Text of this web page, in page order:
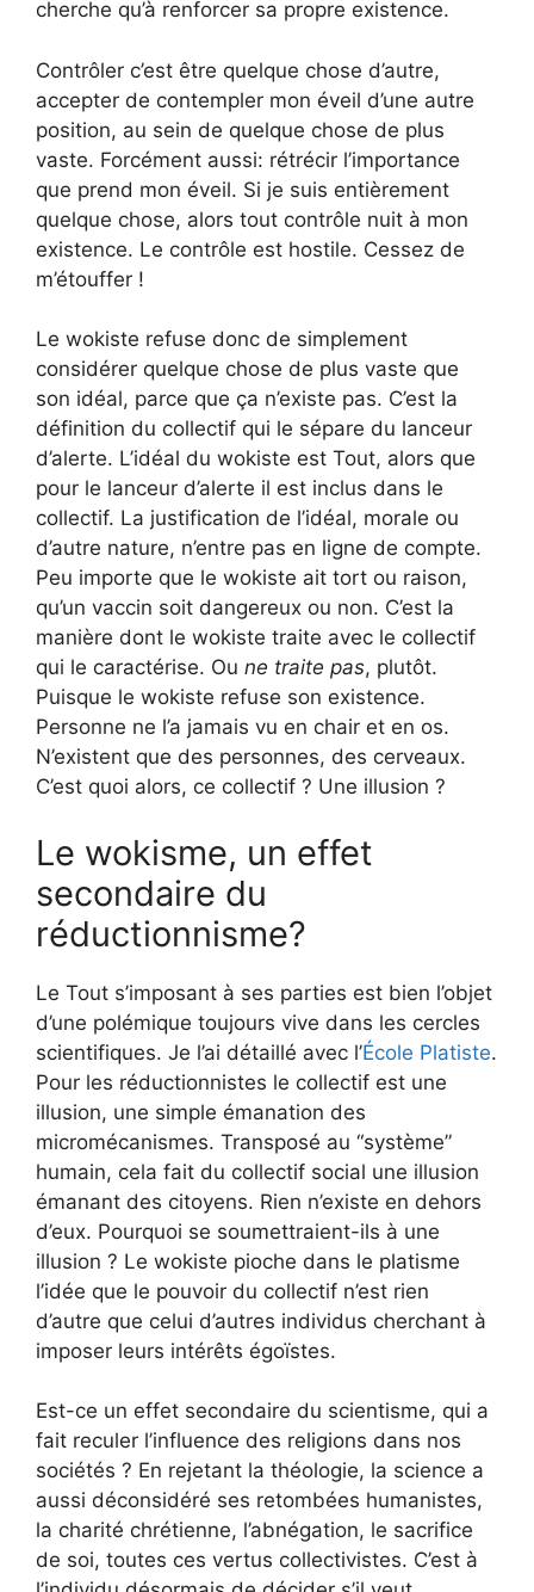
cherche qu’à renforcer sa propre existence.
Contrôler c’est être quelque chose d’autre,
accepter de contempler mon éveil d’une autre
position, au sein de quelque chose de plus
vaste. Forcément aussi: rétrécir l’importance
que prend mon éveil. Si je suis entièrement
quelque chose, alors tout contrôle nuit à mon
existence. Le contrôle est hostile. Cessez de
m’étouffer !
Le wokiste refuse donc de simplement
considérer quelque chose de plus vaste que
son idéal, parce que ça n’existe pas. C’est la
définition du collectif qui le sépare du lanceur
d’alerte. L’idéal du wokiste est Tout, alors que
pour le lanceur d’alerte il est inclus dans le
collectif. La justification de l’idéal, morale ou
d’autre nature, n’entre pas en ligne de compte.
Peu importe que le wokiste ait tort ou raison,
qu’un vaccin soit dangereux ou non. C’est la
manière dont le wokiste traite avec le collectif
qui le caractérise. Ou ne traite pas, plutôt.
Puisque le wokiste refuse son existence.
Personne ne l’a jamais vu en chair et en os.
N’existent que des personnes, des cerveaux.
C’est quoi alors, ce collectif ? Une illusion ?
Le wokisme, un effet
secondaire du
réductionnisme?
Le Tout s’imposant à ses parties est bien l’objet
d’une polémique toujours vive dans les cercles
scientifiques. Je l’ai détaillé avec l’École Platiste.
Pour les réductionnistes le collectif est une
illusion, une simple émanation des
micromécanismes. Transposé au “système”
humain, cela fait du collectif social une illusion
émanant des citoyens. Rien n’existe en dehors
d’eux. Pourquoi se soumettraient-ils à une
illusion ? Le wokiste pioche dans le platisme
l’idée que le pouvoir du collectif n’est rien
d’autre que celui d’autres individus cherchant à
imposer leurs intérêts égoïstes.
Est-ce un effet secondaire du scientisme, qui a
fait reculer l’influence des religions dans nos
sociétés ? En rejetant la théologie, la science a
aussi déconsidéré ses retombées humanistes,
la charité chrétienne, l’abnégation, le sacrifice
de soi, toutes ces vertus collectivistes. C’est à